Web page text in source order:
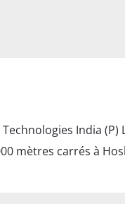
India
mètres carrés à